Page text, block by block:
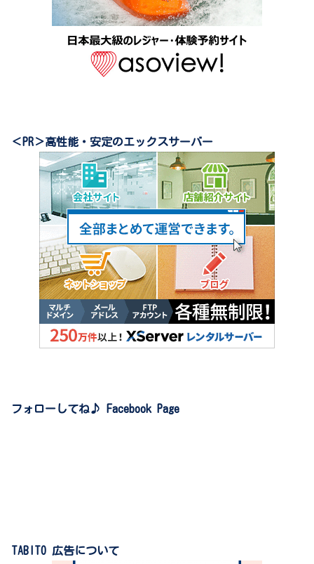
＜PR＞高性能・安定のエックスサーバー
フォローしてね♪ Facebook Page
TABITO 広告について